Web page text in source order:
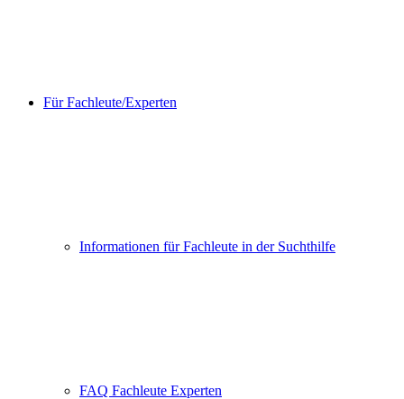
Für Fachleute/Experten
Informationen für Fachleute in der Suchthilfe
FAQ Fachleute Experten